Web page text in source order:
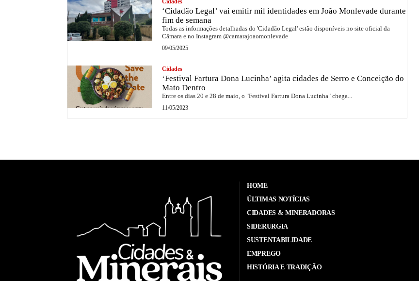
Cidades
‘Cidadão Legal’ vai emitir mil identidades em João Monlevade durante
fim de semana
Todas as informações detalhadas do 'Cidadão Legal' estão disponíveis no site oficial da
Câmara e no Instagram @camarajoaomonlevade
09/05/2025
Cidades
‘Festival Fartura Dona Lucinha’ agita cidades de Serro e Conceição do
Mato Dentro
Entre os dias 20 e 28 de maio, o "Festival Fartura Dona Lucinha" chega...
11/05/2023
HOME
ÚLTIMAS NOTÍCIAS
CIDADES & MINERADORAS
SIDERURGIA
SUSTENTABILIDADE
EMPREGO
HISTÓRIA E TRADIÇÃO